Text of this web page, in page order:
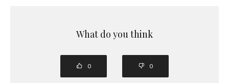
What do you think
0 0